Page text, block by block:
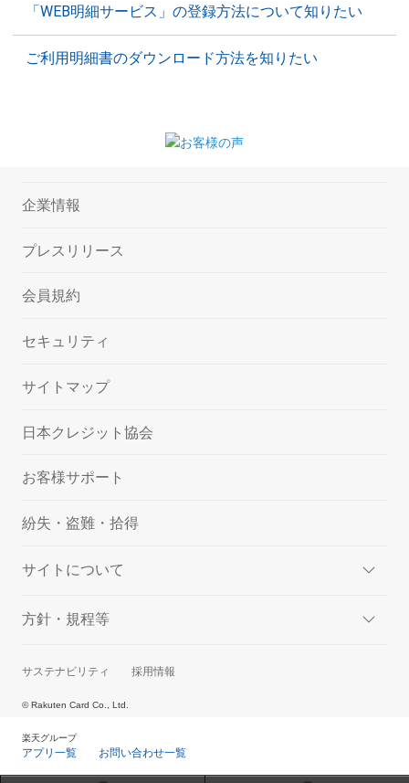
「WEB明細サービス」の登録方法について知りたい
ご利用明細書のダウンロード方法を知りたい
企業情報
プレスリリース
会員規約
セキュリティ
サイトマップ
日本クレジット協会
お客様サポート
紛失・盗難・拾得
サイトについて
方針・規程等
サステナビリティ 採用情報
© Rakuten Card Co., Ltd.
楽天グループ
アプリ一覧 お問い合わせ一覧